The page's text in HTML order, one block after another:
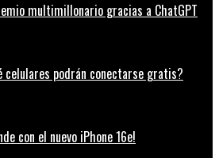
multimillonario gracias a ChatGPT
celulares podrán conectarse gratis?
con el nuevo iPhone 16e!